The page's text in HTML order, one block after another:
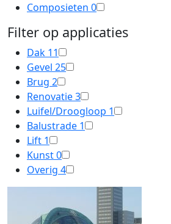
Composieten 0
Filter op applicaties
Dak 11
Gevel 25
Brug 2
Renovatie3
Luifel/Droogloop 1
Balustrade 1
Lift 1
Kunst0
Overig 4